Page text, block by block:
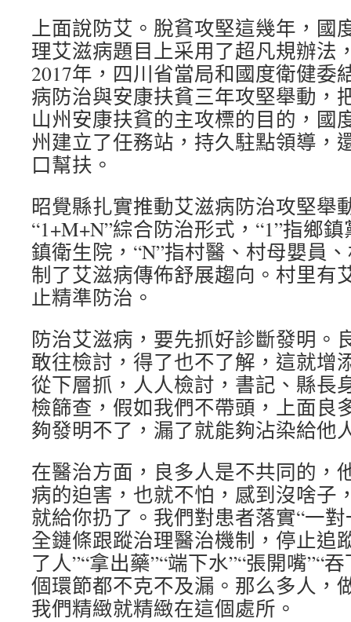
上面說防艾。脫貧攻堅這幾年，國
理艾滋病題目上采用了超凡規辦法
2017年，四川省當局和國度衛健委
病防治與安康扶貧三年攻堅舉動，
山州安康扶貧的主攻標的目的，國
州建立了任務站，持久駐點領導，
口幫扶。
昭覺縣扎實推動艾滋病防治攻堅舉
“1+M+N”綜合防治形式，“1”指鄉
鎮衛生院，“N”指村醫、村母嬰員
制了艾滋病傳佈舒展趨向。村里有
止精準防治。
防治艾滋病，要先抓好診斷發明。
敢往檢討，得了也不了解，這就增
從下層抓，人人檢討，書記、縣長
檢篩查，假如我們不帶頭，上面良
夠發明不了，漏了就能夠沾染給他
在醫治方面，良多人是不共同的，
病的迫害，也就不怕，感到沒啥子
就給你扔了。我們對患者落實“一
全鏈條跟蹤治理醫治機制，停止追
了人”“拿出藥”“端下水”“張開嘴”“
個環節都不克不及漏。那么多人，
我們精緻就精緻在這個處所。